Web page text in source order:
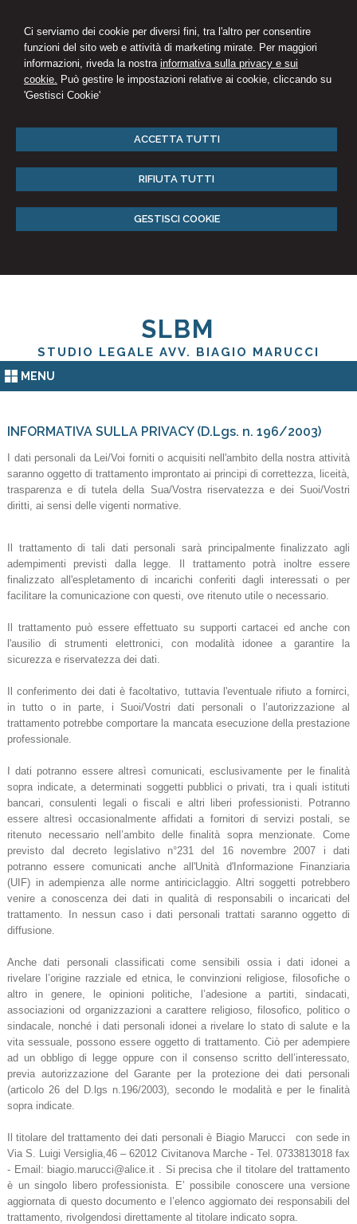
Ci serviamo dei cookie per diversi fini, tra l'altro per consentire
funzioni del sito web e attività di marketing mirate. Per maggiori
informazioni, riveda la nostra informativa sulla privacy e sui
cookie. Può gestire le impostazioni relative ai cookie, cliccando su
'Gestisci Cookie'
ACCETTA TUTTI
RIFIUTA TUTTI
GESTISCI COOKIE
SLBM
STUDIO LEGALE AVV. BIAGIO MARUCCI
MENU
INFORMATIVA SULLA PRIVACY (D.Lgs. n. 196/2003)
I dati personali da Lei/Voi forniti o acquisiti nell'ambito della nostra attività
saranno oggetto di trattamento improntato ai principi di correttezza, liceità,
trasparenza e di tutela della Sua/Vostra riservatezza e dei Suoi/Vostri
diritti, ai sensi delle vigenti normative.
Il trattamento di tali dati personali sarà principalmente finalizzato agli
adempimenti previsti dalla legge. Il trattamento potrà inoltre essere
finalizzato all'espletamento di incarichi conferiti dagli interessati o per
facilitare la comunicazione con questi, ove ritenuto utile o necessario.
Il trattamento può essere effettuato su supporti cartacei ed anche con
l'ausilio di strumenti elettronici, con modalità idonee a garantire la
sicurezza e riservatezza dei dati.
Il conferimento dei dati è facoltativo, tuttavia l'eventuale rifiuto a fornirci,
in tutto o in parte, i Suoi/Vostri dati personali o l’autorizzazione al
trattamento potrebbe comportare la mancata esecuzione della prestazione
professionale.
I dati potranno essere altresì comunicati, esclusivamente per le finalità
sopra indicate, a determinati soggetti pubblici o privati, tra i quali istituti
bancari, consulenti legali o fiscali e altri liberi professionisti. Potranno
essere altresì occasionalmente affidati a fornitori di servizi postali, se
ritenuto necessario nell’ambito delle finalità sopra menzionate. Come
previsto dal decreto legislativo n°231 del 16 novembre 2007 i dati
potranno essere comunicati anche all'Unità d'Informazione Finanziaria
(UIF) in adempienza alle norme antiriciclaggio. Altri soggetti potrebbero
venire a conoscenza dei dati in qualità di responsabili o incaricati del
trattamento. In nessun caso i dati personali trattati saranno oggetto di
diffusione.
Anche dati personali classificati come sensibili ossia i dati idonei a
rivelare l’origine razziale ed etnica, le convinzioni religiose, filosofiche o
altro in genere, le opinioni politiche, l’adesione a partiti, sindacati,
associazioni od organizzazioni a carattere religioso, filosofico, politico o
sindacale, nonché i dati personali idonei a rivelare lo stato di salute e la
vita sessuale, possono essere oggetto di trattamento. Ciò per adempiere
ad un obbligo di legge oppure con il consenso scritto dell’interessato,
previa autorizzazione del Garante per la protezione dei dati personali
(articolo 26 del D.lgs n.196/2003), secondo le modalità e per le finalità
sopra indicate.
Il titolare del trattamento dei dati personali è Biagio Marucci con sede in
Via S. Luigi Versiglia,46 – 62012 Civitanova Marche - Tel. 0733813018 fax
- Email: biagio.marucci@alice.it . Si precisa che il titolare del trattamento
è un singolo libero professionista. E’ possibile conoscere una versione
aggiornata di questo documento e l’elenco aggiornato dei responsabili del
trattamento, rivolgendosi direttamente al titolare indicato sopra.